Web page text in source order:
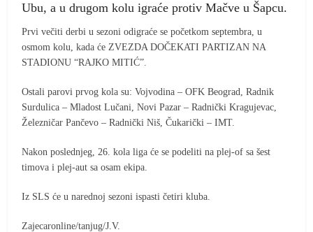
Ubu, a u drugom kolu igraće protiv Mačve u Šapcu.
Prvi večiti derbi u sezoni odigraće se početkom septembra, u
osmom kolu, kada će ZVEZDA DOČEKATI PARTIZAN NA
STADIONU “RAJKO MITIĆ”.
Ostali parovi prvog kola su: Vojvodina – OFK Beograd, Radnik
Surdulica – Mladost Lučani, Novi Pazar – Radnički Kragujevac,
Železničar Pančevo – Radnički Niš, Čukarički – IMT.
Nakon poslednjeg, 26. kola liga će se podeliti na plej-of sa šest
timova i plej-aut sa osam ekipa.
Iz SLS će u narednoj sezoni ispasti četiri kluba.
Zajecaronline/tanjug/J.V.